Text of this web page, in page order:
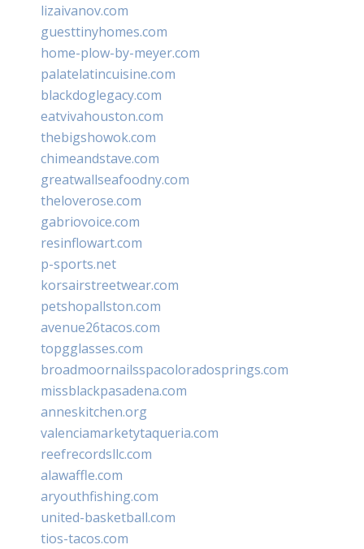
lizaivanov.com
guesttinyhomes.com
home-plow-by-meyer.com
palatelatincuisine.com
blackdoglegacy.com
eatvivahouston.com
thebigshowok.com
chimeandstave.com
greatwallseafoodny.com
theloverose.com
gabriovoice.com
resinflowart.com
p-sports.net
korsairstreetwear.com
petshopallston.com
avenue26tacos.com
topgglasses.com
broadmoornailsspacoloradosprings.com
missblackpasadena.com
anneskitchen.org
valenciamarketytaqueria.com
reefrecordsllc.com
alawaffle.com
aryouthfishing.com
united-basketball.com
tios-tacos.com